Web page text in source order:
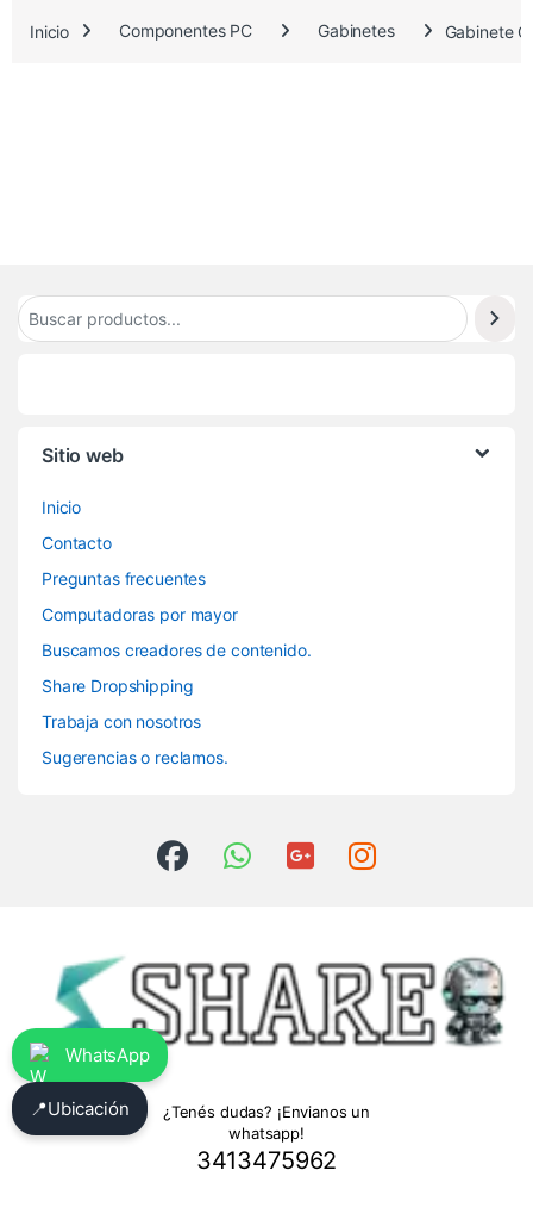
.
Inicio Componentes PC Gabinetes Gabinete
Sitio web
Inicio
Contacto
Preguntas frecuentes
Computadoras por mayor
Buscamos creadores de contenido.
Share Dropshipping
Trabaja con nosotros
Sugerencias o reclamos.
¿Tenés dudas? ¡Envianos un
whatsapp!
3413475962
WhatsApp
📍Ubicación